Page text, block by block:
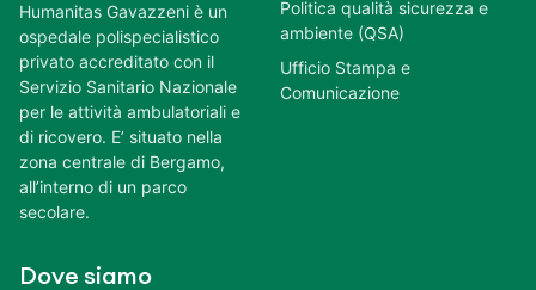
Humanitas Gavazzeni è un
ospedale polispecialistico
privato accreditato con il
Servizio Sanitario Nazionale
per le attività ambulatoriali e
di ricovero. E’ situato nella
zona centrale di Bergamo,
all’interno di un parco
secolare.
Dove siamo
Politica qualità sicurezza e
ambiente (QSA)
Ufficio Stampa e
Comunicazione